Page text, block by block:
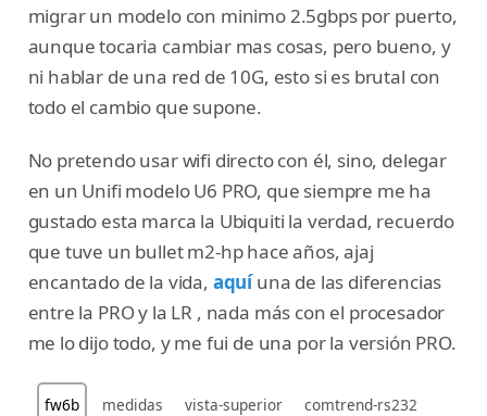
migrar un modelo con minimo 2.5gbps por puerto,
aunque tocaria cambiar mas cosas, pero bueno, y
ni hablar de una red de 10G, esto si es brutal con
todo el cambio que supone.
No pretendo usar wifi directo con él, sino, delegar
en un Unifi modelo U6 PRO, que siempre me ha
gustado esta marca la Ubiquiti la verdad, recuerdo
que tuve un bullet m2-hp hace años, ajaj
encantado de la vida, aquíuna de las diferencias
entre la PRO y la LR , nada más con el procesador
me lo dijo todo, y me fui de una por la versión PRO.
fw6b medidas vista-superior comtrend-rs232